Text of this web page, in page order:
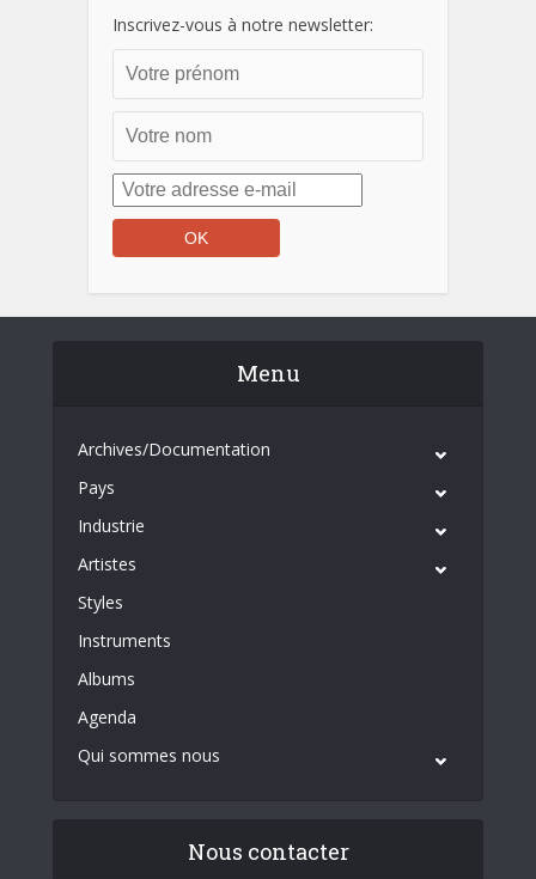
Inscrivez-vous à notre newsletter:
Menu
Archives/Documentation
Pays
Industrie
Artistes
Styles
Instruments
Albums
Agenda
Qui sommes nous
Nous contacter